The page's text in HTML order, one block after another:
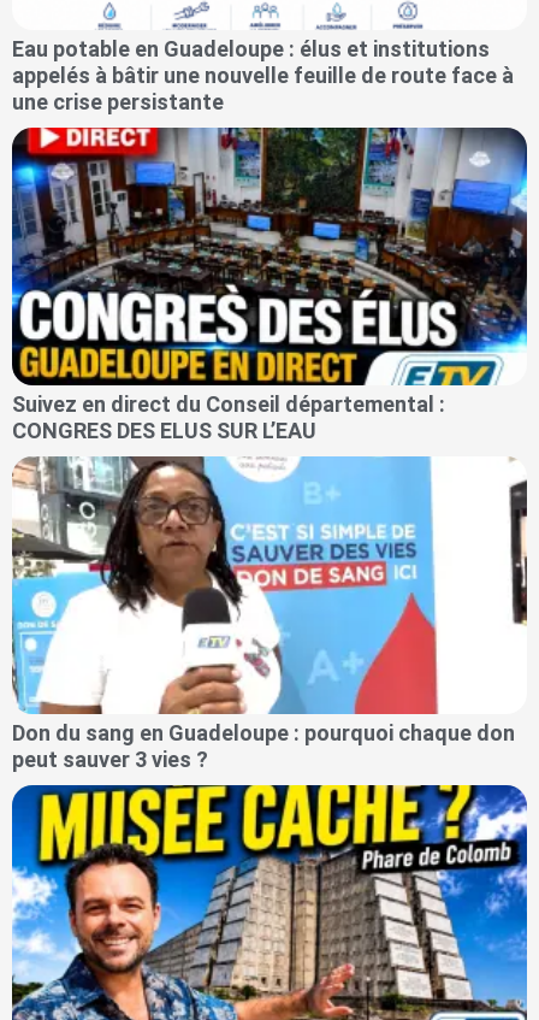
Eau potable en Guadeloupe : élus et institutions
appelés à bâtir une nouvelle feuille de route face à
une crise persistante
Suivez en direct du Conseil départemental :
CONGRES DES ELUS SUR L’EAU
Don du sang en Guadeloupe : pourquoi chaque don
peut sauver 3 vies ?